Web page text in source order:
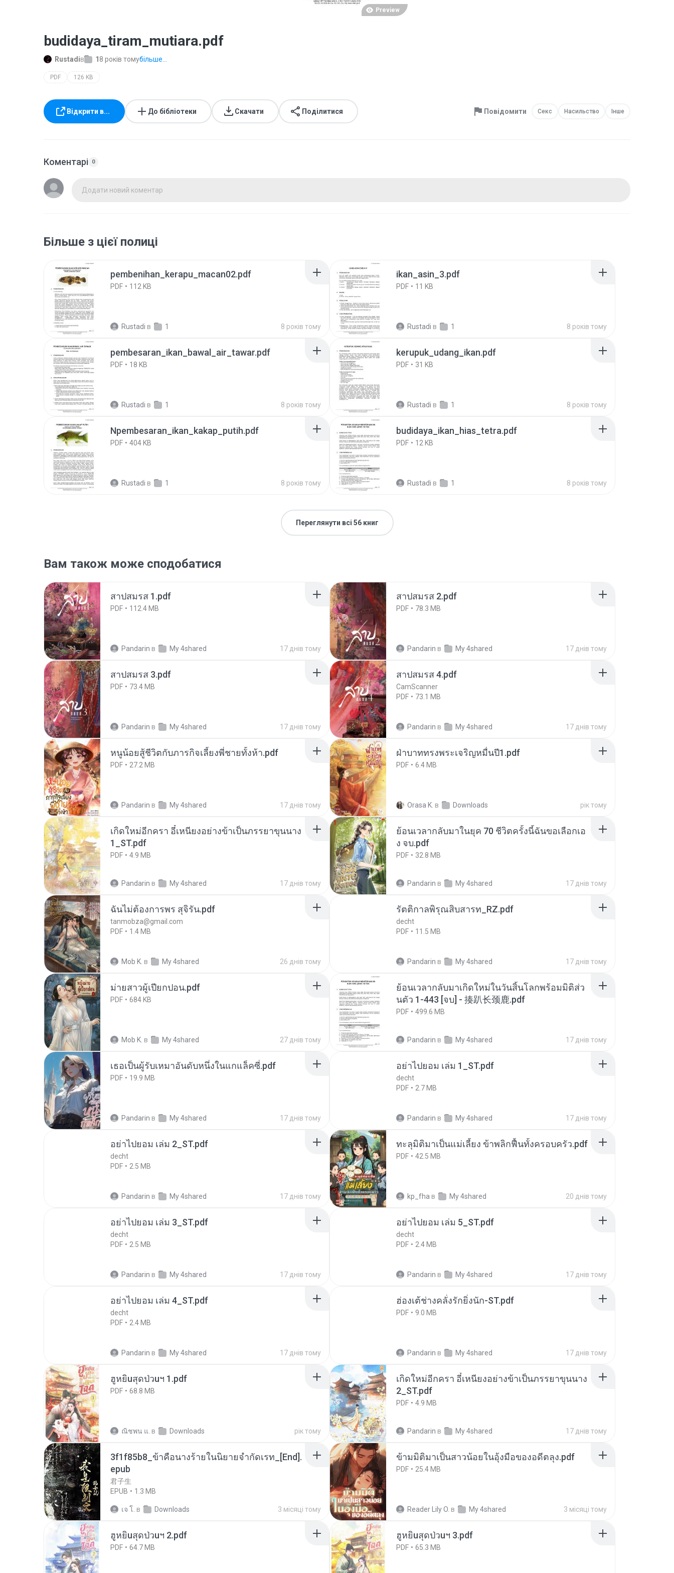
Preview
budidaya_tiram_mutiara.pdf
Rustadiв 1 8 років томубільше...
PDF 126 KB
Відкрити в... До бібліотеки Скачати Поділитися Повідомити Секс Насильство Інше
Коментарі 0
Додати новий коментар
Більше з цієї полиці
pembenihan_kerapu_macan02.pdf
PDF 112 KB
Rustadi в 1 8 років тому
ikan_asin_3.pdf
PDF 11 KB
Rustadi в 1 8 років тому
pembesaran_ikan_bawal_air_tawar.pdf
PDF 18 KB
Rustadi в 1 8 років тому
kerupuk_udang_ikan.pdf
PDF 31 KB
Rustadi в 1 8 років тому
Npembesaran_ikan_kakap_putih.pdf
PDF 404 KB
Rustadi в 1 8 років тому
budidaya_ikan_hias_tetra.pdf
PDF 12 KB
Rustadi в 1 8 років тому
Переглянути всі 56 книг
Вам також може сподобатися
สาปสมรส 1.pdf
PDF 112.4 MB
Pandarin в My 4shared 17 днів тому
สาปสมรส 2.pdf
PDF 78.3 MB
Pandarin в My 4shared 17 днів тому
สาปสมรส 3.pdf
PDF 73.4 MB
Pandarin в My 4shared 17 днів тому
สาปสมรส 4.pdf
CamScanner
PDF
73.1 MB
Pandarin в My 4shared 17 днів тому
หนูน้อยสู้ชีวิตกับภารกิจเลี้ยงพี่ชายทั้งห้า.pdf
PDF 27.2 MB
Pandarin в My 4shared 17 днів тому
ฝ่าบาททรงพระเจริญหมื่นปี1.pdf
PDF 6.4 MB
Orasa K. в Downloads рік тому
เกิดใหม่อีกครา อี๋เหนียงอย่างข้าเป็นภรรยาขุนนาง
1_ST.pdf
PDF 4.9 MB
Pandarin в My 4shared 17 днів тому
ย้อนเวลากลับมาในยุค 70 ชีวิตครั้งนี้ฉันขอเลือกเอ
ง จบ.pdf
PDF 32.8 MB
Pandarin в My 4shared 17 днів тому
ฉันไม่ต้องการพร สุจิรัน.pdf
tanmobza@gmail.com
PDF
1.4 MB
Mob K. в My 4shared 26 днів тому
รัตติกาลพิรุณสิบสารท_RZ.pdf
decht
PDF
11.5 MB
Pandarin в My 4shared 17 днів тому
ม่ายสาวผู้เปียกปอน.pdf
PDF 684 KB
Mob K. в My 4shared 27 днів тому
ย้อนเวลากลับมาเกิดใหม่ในวันสิ้นโลกพร้อมมิติส่ว
นตัว 1-443 [จบ] - 揍趴长颈鹿.pdf
PDF 499.6 MB
Pandarin в My 4shared 17 днів тому
เธอเป็นผู้รับเหมาอันดับหนึ่งในแกแล็คซี่.pdf
PDF 19.9 MB
Pandarin в My 4shared 17 днів тому
อย่าไปยอม เล่ม 1_ST.pdf
decht
PDF
2.7 MB
Pandarin в My 4shared 17 днів тому
อย่าไปยอม เล่ม 2_ST.pdf
decht
PDF
2.5 MB
Pandarin в My 4shared 17 днів тому
ทะลุมิติมาเป็นแม่เลี้ยง ข้าพลิกฟื้นทั้งครอบครัว.pdf
PDF 42.5 MB
kp_fha в My 4shared 20 днів тому
อย่าไปยอม เล่ม 3_ST.pdf
decht
PDF
2.5 MB
Pandarin в My 4shared 17 днів тому
อย่าไปยอม เล่ม 5_ST.pdf
decht
PDF
2.4 MB
Pandarin в My 4shared 17 днів тому
อย่าไปยอม เล่ม 4_ST.pdf
decht
PDF
2.4 MB
Pandarin в My 4shared 17 днів тому
ฮ่องเต้ช่างคลั่งรักยิ่งนัก-ST.pdf
PDF 9.0 MB
Pandarin в My 4shared 17 днів тому
ฮูหยิuสุดป่วuฯ 1.pdf
PDF 68.8 MB
ณิชพน แ. в Downloads рік тому
เกิดใหม่อีกครา อี๋เหนียงอย่างข้าเป็นภรรยาขุนนาง
2_ST.pdf
PDF 4.9 MB
Pandarin в My 4shared 17 днів тому
3f1f85b8_ข้าคือนางร้ายในนิยายจำกัดเรท_[End].
epub
君子生
EPUB
1.3 MB
เจ โ. в Downloads 3 місяці тому
ข้ามมิติมาเป็นสาวน้อยในอุ้งมือของอดีตลุง.pdf
PDF 25.4 MB
Reader Lily O. в My 4shared 3 місяці тому
ฮูหยิuสุดป่วuฯ 2.pdf
PDF 64.7 MB
ฮูหยิuสุดป่วuฯ 3.pdf
PDF 65.3 MB